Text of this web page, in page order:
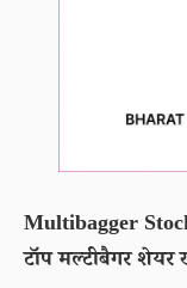
Multibagger
टॉप मल्टीबैगर शेयर